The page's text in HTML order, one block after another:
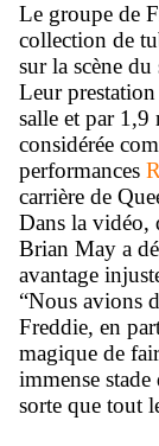
Le groupe de
collection de
sur la scène
Leur
salle et par 1,9
considérée
performances
carrière de
Dans la vidéo,
Brian May a
avantage
“Nous avions
Freddie, en
magique de
immense
sorte que tout